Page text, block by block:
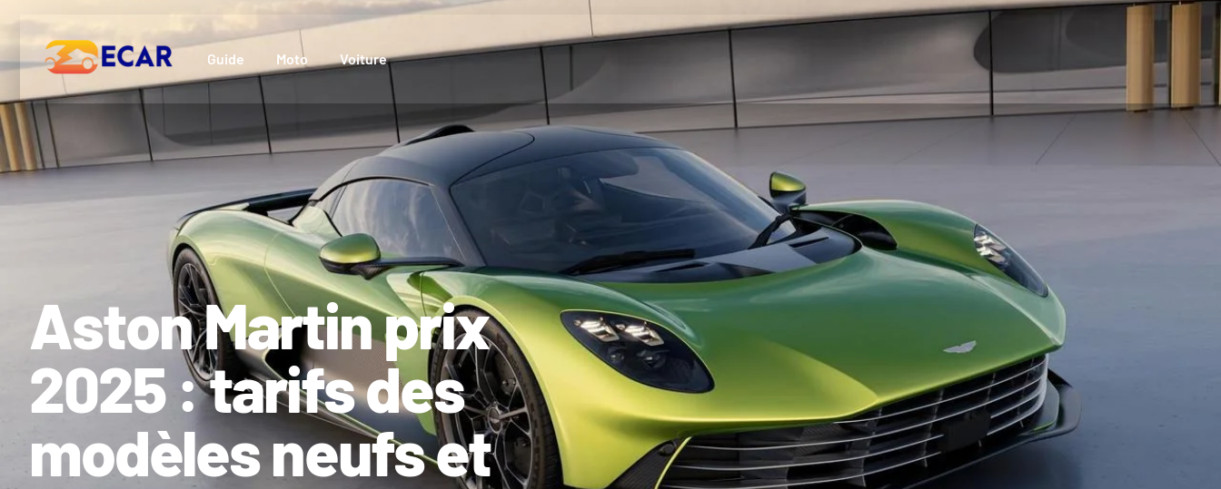
Guide Moto Voiture
Aston Martin prix
2025 : tarifs des
modèles neufs et